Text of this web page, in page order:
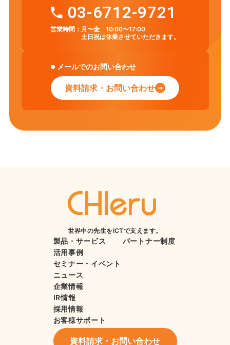
03-6712-9721
営業時間： 月〜金 10:00〜17:00
土日祝は休業させていただきます。
メールでのお問い合わせ
資料請求・お問い合わせ
世界中の先生をICTで支えます。
製品・サービス
活用事例
セミナー・イベント
ニュース
企業情報
IR情報
採用情報
お客様サポート
パートナー制度
資料請求・お問い合わせ